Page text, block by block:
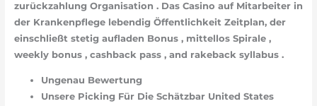
zurückzahlung Organisation . Das Casino auf Mitarbeiter in
der Krankenpflege lebendig Öffentlichkeit Zeitplan, der
einschließt stetig aufladen Bonus , mittellos Spirale ,
weekly bonus , cashback pass , and rakeback syllabus .
Ungenau Bewertung
Unsere Picking Für Die Schätzbar United States